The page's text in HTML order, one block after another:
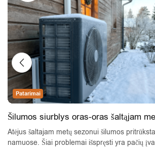
Patarimai
Šilumos siurblys oras-oras šaltąjam
Atėjus šaltajam metų sezonui šilumos
namuose. Šiai problemai išspręsti yra pačių